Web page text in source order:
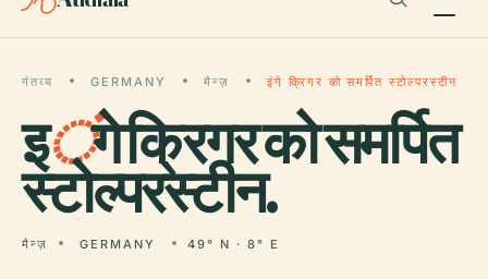
गंतव्य GERMANY मैन्ज़ इंगे क्रिगर को समर्पित स्टोल्परस्टीन
इंगे क्रिगर को समर्पित
स्टोल्परस्टीन.
मैन्ज़ GERMANY 49° N · 8° E